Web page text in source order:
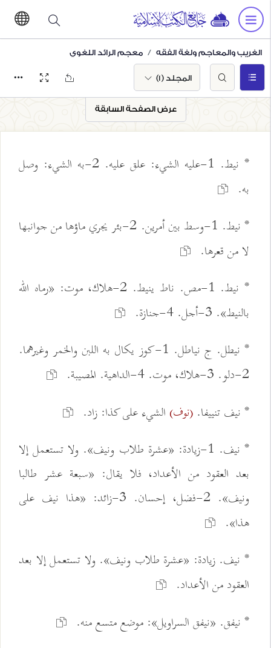
الغريب والمعاجم ولغة الفقه معجم الرائد اللغوي
المجلد (1)
عرض الصفحة السابقة
* نيط. 1-عليه الشيء: علق عليه. 2-به الشيء: وصل
به.
* نيط. 1-وسط بين أمرين. 2-بئر يجري ماؤها من جوانبها
لا من قعرها.
* نيط. 1-مص. ناط ينيط. 2-هلاك، موت: «رماه الله
بالنيط». 3-أجل. 4-جنازة.
* نيطل. ج نياطل. 1-كوز يكال به اللبن والخمر وغيرهما.
2-دلو. 3-هلاك، موت. 4-الداهية. المصيبة.
* نيف تنييفا. (نوف) الشيء على كذا: زاد.
* نيف. 1-زيادة: «عشرة طلاب ونيف». ولا تستعمل إلا
بعد العقود من الأعداد، فلا يقال: «سبعة عشر طالبا
ونيف». 2-فضل، إحسان. 3-زائد: «هذا نيف على
هذا».
* نيف. زيادة: «عشرة طلاب ونيف». ولا تستعمل إلا بعد
العقود من الأعداد.
* نيفق. «نيفق السراويل»: موضع متسع منه.